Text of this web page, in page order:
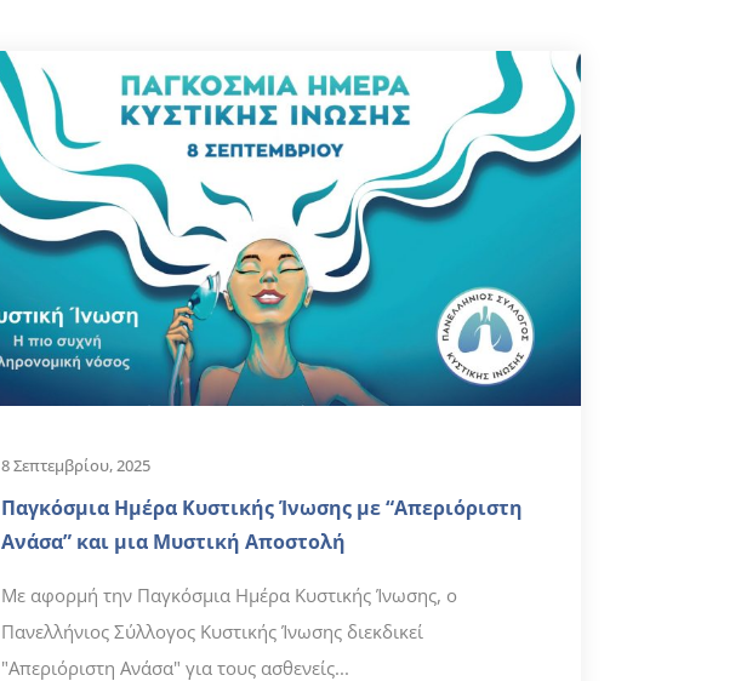
8 Σεπτεμβρίου, 2025
Παγκόσμια Ημέρα Κυστικής Ίνωσης με “Απεριόριστη
Ανάσα” και μια Μυστική Αποστολή
Με αφορμή την Παγκόσμια Ημέρα Κυστικής Ίνωσης, ο
Πανελλήνιος Σύλλογος Κυστικής Ίνωσης διεκδικεί
"Απεριόριστη Ανάσα" για τους ασθενείς...